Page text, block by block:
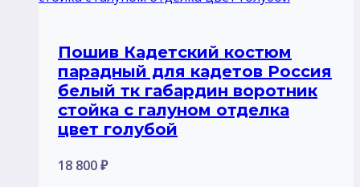
Пошив Кадетский костюм
парадный для кадетов Россия
белый тк габардин воротник
стойка с галуном отделка
цвет голубой
18 800₽